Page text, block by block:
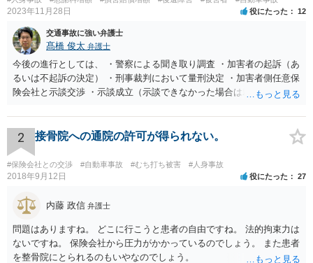
2023年11月28日 役にたった 12
交通事故に強い弁護士
髙橋 俊太 弁護士
今後の進行としては、 ・警察による聞き取り調査 ・加害者の起訴（あ
るいは不起訴の決定） ・刑事裁判において量刑決定 ・加害者側任意保
険会社と示談交渉 ・示談成立（示談できなかった場合は裁判） となり
加害者に対する処罰感情など尋ねられるはずですので、率直にお答え
になるとよいと思います。
2 接骨院への通院の許可が得られない。
#保険会社との交渉 #自動車事故 #むち打ち被害 #人身事故
2018年9月12日 役にたった 27
内藤 政信 弁護士
問題はありますね。 どこに行こうと患者の自由ですね。 法的拘束力は
ないですね。 保険会社から圧力がかかっているのでしょう。 また患者
を整骨院にとられるのもいやなのでしょう。